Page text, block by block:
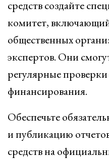
средств создайте
комитет,
общественных
экспертов. Они
регулярные
финансирования.
Обеспечьте
и публикацию
средств на